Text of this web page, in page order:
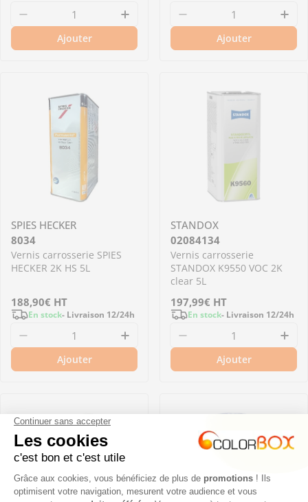
régulier
Diminuer la quantité pour 3750S - Vernis
Augmenter la quantité pour
Ajouter
régulier
Diminuer la
Ajouter
SPIES HECKER
8034
Vernis carrosserie SPIES
HECKER 2K HS 5L
Prix
régulier
188,90€ HT
En stock- Livraison 12/24h
Diminuer la quantité pour 8034 - Vernis
Augmenter la quantité pour
Ajouter
STANDOX
02084134
Vernis carrosserie
STANDOX K9550 VOC 2K
clear 5L
Prix
régulier
197,99€ HT
En stock- Livraison 12/24h
Diminuer la quantité
Ajouter